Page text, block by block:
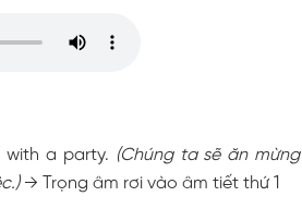
with a party. (Chúng ta sẽ ăn mừng
→ Trọng âm rơi vào âm tiết thứ 1